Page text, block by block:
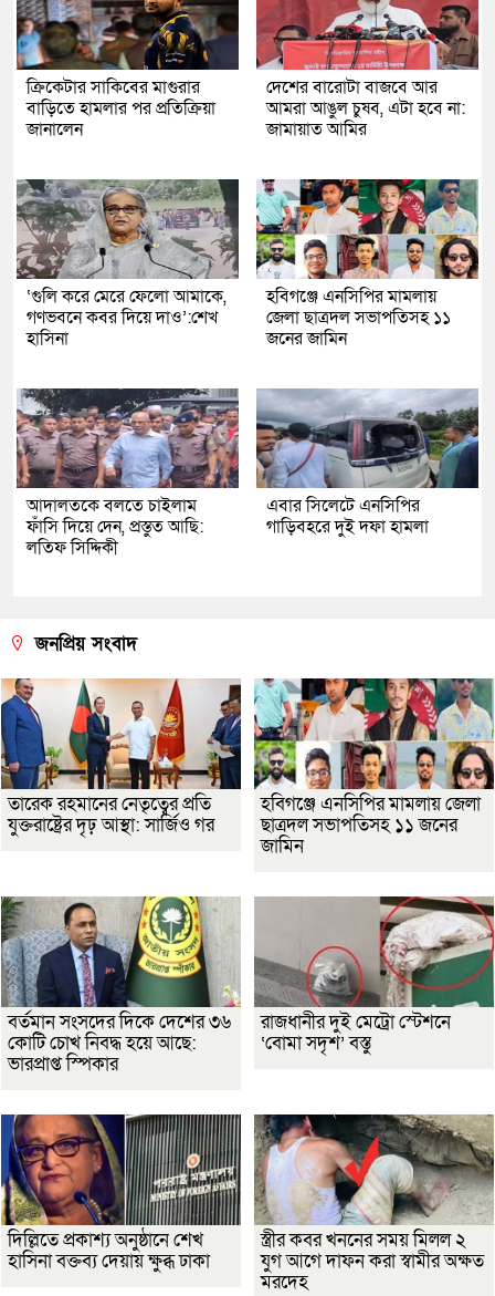
ক্রিকেটার সাকিবের মাগুরার
বাড়িতে হামলার পর প্রতিক্রিয়া
জানালেন
দেশের বারোটা বাজবে আর
আমরা আঙুল চুষব, এটা হবে না:
জামায়াত আমির
‘গুলি করে মেরে ফেলো আমাকে,
গণভবনে কবর দিয়ে দাও’:শেখ
হাসিনা
হবিগঞ্জে এনসিপির মামলায়
জেলা ছাত্রদল সভাপতিসহ ১১
জনের জামিন
আদালতকে বলতে চাইলাম
ফাঁসি দিয়ে দেন, প্রস্তুত আছি:
লতিফ সিদ্দিকী
এবার সিলেটে এনসিপির
গাড়িবহরে দুই দফা হামলা
জনপ্রিয় সংবাদ
তারেক রহমানের নেতৃত্বের প্রতি
যুক্তরাষ্ট্রের দৃঢ় আস্থা: সার্জিও গর
হবিগঞ্জে এনসিপির মামলায় জেলা
ছাত্রদল সভাপতিসহ ১১ জনের
জামিন
বর্তমান সংসদের দিকে দেশের ৩৬
কোটি চোখ নিবদ্ধ হয়ে আছে:
ভারপ্রাপ্ত স্পিকার
রাজধানীর দুই মেট্রো স্টেশনে
‘বোমা সদৃশ’ বস্তু
দিল্লিতে প্রকাশ্য অনুষ্ঠানে শেখ
হাসিনা বক্তব্য দেয়ায় ক্ষুব্ধ ঢাকা
স্ত্রীর কবর খননের সময় মিলল ২
যুগ আগে দাফন করা স্বামীর অক্ষত
মরদেহ